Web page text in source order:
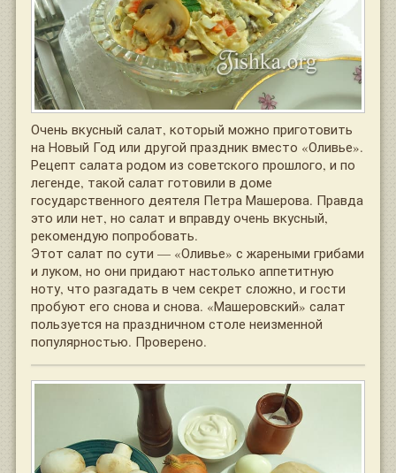
Очень вкусный салат, который можно приготовить
на Новый Год или другой праздник вместо «Оливье».
Рецепт салата родом из советского прошлого, и по
легенде, такой салат готовили в доме
государственного деятеля Петра Машерова. Правда
это или нет, но салат и вправду очень вкусный,
рекомендую попробовать.
Этот салат по сути — «Оливье» с жареными грибами
и луком, но они придают настолько аппетитную
ноту, что разгадать в чем секрет сложно, и гости
пробуют его снова и снова. «Машеровский» салат
пользуется на праздничном столе неизменной
популярностью. Проверено.